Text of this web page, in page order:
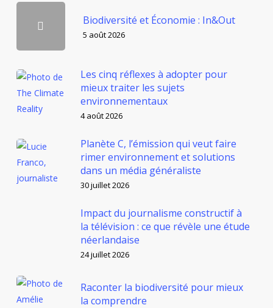
Biodiversité et Économie : In&Out
5 août 2026
Les cinq réflexes à adopter pour
mieux traiter les sujets
environnementaux
4 août 2026
Planète C, l’émission qui veut faire
rimer environnement et solutions
dans un média généraliste
30 juillet 2026
Impact du journalisme constructif à
la télévision : ce que révèle une étude
néerlandaise
24 juillet 2026
Raconter la biodiversité pour mieux
la comprendre